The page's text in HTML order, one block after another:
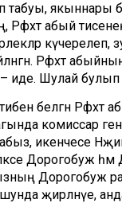
табуы, якыннары
Рәфхәт абый
күчерелеп,
Рәфхәт
– иде. Шулай
белгән
комиссар
икенчесе
Дорогобуж
Дорогобуж
җирләнүе,